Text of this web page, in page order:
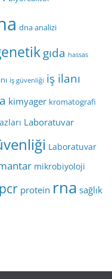
dna analizi
gıda hassas
iş güvenliği iş ilanı
kimyager kromatografi
Laboratuvar
Laboratuvar
mikrobiyoloji
pcr protein rna sağlık